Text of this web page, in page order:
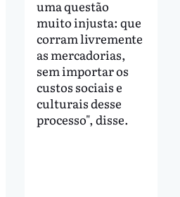
uma questão
muito injusta: que
corram livremente
as mercadorias,
sem importar os
custos sociais e
culturais desse
processo", disse.